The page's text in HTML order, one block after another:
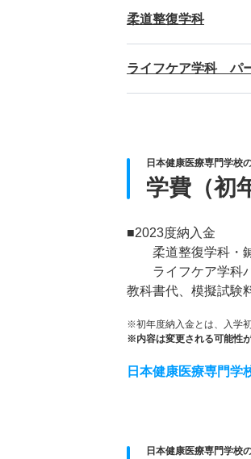
柔道整復学科
ライフケア学科 パ
日本健康医療専門学校
学費（初
■2023度納入金
柔道整復学科・鍼
ライフケア学科パ
教科書代、模擬試験
※初年度納入金とは、入学
※内容は変更される可能性
日本健康医療専門学
日本健康医療専門学校